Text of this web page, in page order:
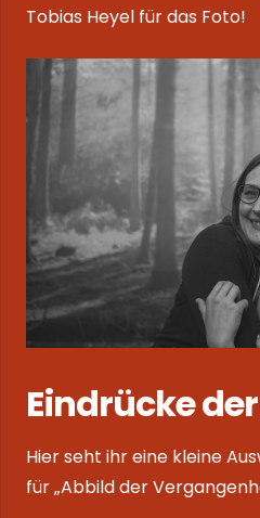
Tobias Heyel für das Foto!
Eindrücke
Hier seht ihr eine kleine
für „Abbild der